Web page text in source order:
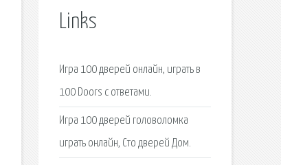
Links
Игра 100 дверей онлайн, играть в
100 Doors с ответами.
Игра 100 дверей головоломка
играть онлайн, Сто дверей Дом.